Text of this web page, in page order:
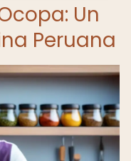
Un
Peruana